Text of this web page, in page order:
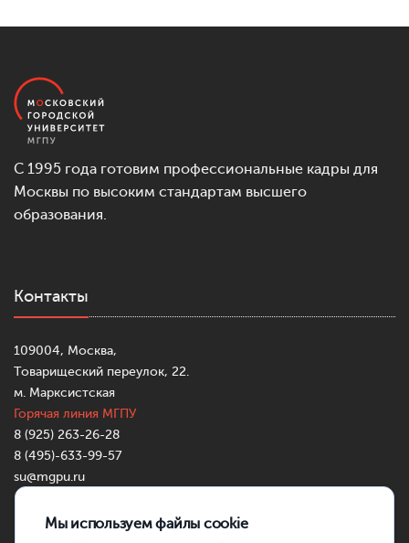
С 1995 года готовим профессиональные кадры для
Москвы по высоким стандартам высшего
образования.
Контакты
109004, Москва,
Товарищеский переулок, 22.
м. Марксистская
Горячая линия МГПУ
8 (925) 263-26-28
8 (495)-633-99-57
su@mgpu.ru
Мы используем файлы cookie